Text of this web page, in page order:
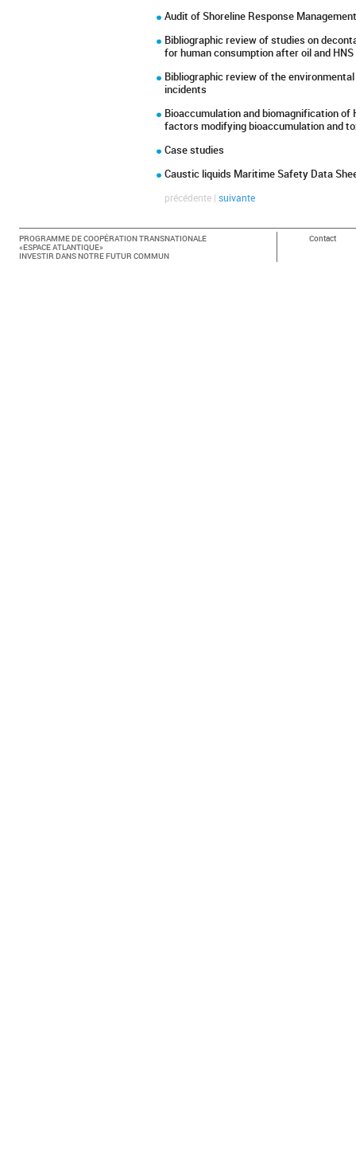
Audit of Shoreline Response
Bibliographic review of studies on
for human consumption after oil and
Bibliographic review of the
incidents
Bioaccumulation and biomagnification of
factors modifying bioaccumulation and
Case studies
Caustic liquids Maritime Safety Data
précédente | suivante
PROGRAMME DE COOPÉRATION TRANSNATIONALE
«ESPACE ATLANTIQUE»
INVESTIR DANS NOTRE FUTUR COMMUN
Contact